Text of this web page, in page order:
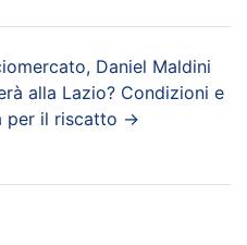
Daniel Maldini
alla Lazio? Condizioni e
per il riscatto →